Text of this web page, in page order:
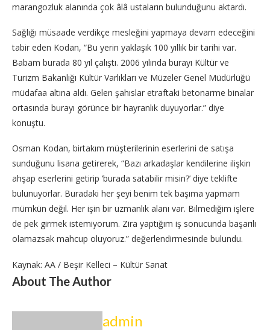
marangozluk alanında çok âlâ ustaların bulunduğunu aktardı.
Sağlığı müsaade verdikçe mesleğini yapmaya devam edeceğini
tabir eden Kodan, “Bu yerin yaklaşık 100 yıllık bir tarihi var.
Babam burada 80 yıl çalıştı. 2006 yılında burayı Kültür ve
Turizm Bakanlığı Kültür Varlıkları ve Müzeler Genel Müdürlüğü
müdafaa altına aldı. Gelen şahıslar etraftaki betonarme binalar
ortasında burayı görünce bir hayranlık duyuyorlar.” diye
konuştu.
Osman Kodan, birtakım müşterilerinin eserlerini de satışa
sunduğunu lisana getirerek, “Bazı arkadaşlar kendilerine ilişkin
ahşap eserlerini getirip ‘burada satabilir misin?’ diye teklifte
bulunuyorlar. Buradaki her şeyi benim tek başıma yapmam
mümkün değil. Her işin bir uzmanlık alanı var. Bilmediğim işlere
de pek girmek istemiyorum. Zira yaptığım iş sonucunda başarılı
olamazsak mahcup oluyoruz.” değerlendirmesinde bulundu.
Kaynak: AA / Beşir Kelleci – Kültür Sanat
About The Author
admin